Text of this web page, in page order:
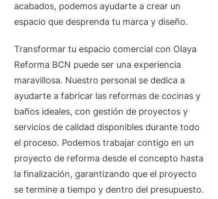
acabados, podemos ayudarte a crear un
espacio que desprenda tu marca y diseño.
Transformar tu espacio comercial con Olaya
Reforma BCN puede ser una experiencia
maravillosa. Nuestro personal se dedica a
ayudarte a fabricar las reformas de cocinas y
baños ideales, con gestión de proyectos y
servicios de calidad disponibles durante todo
el proceso. Podemos trabajar contigo en un
proyecto de reforma desde el concepto hasta
la finalización, garantizando que el proyecto
se termine a tiempo y dentro del presupuesto.